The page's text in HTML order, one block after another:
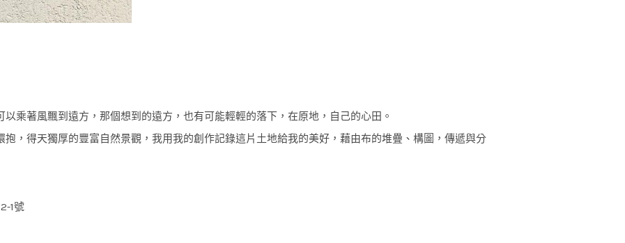
乘著風飄到遠方，那個想到的遠方，也有可能輕輕的落下，在原地，自己的心田。
，得天獨厚的豐富自然景觀，我用我的創作記錄這片土地給我的美好，藉由布的堆疊、構圖，傳遞與分
1號